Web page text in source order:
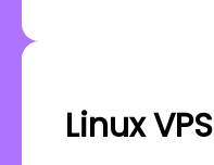
Linux VPS